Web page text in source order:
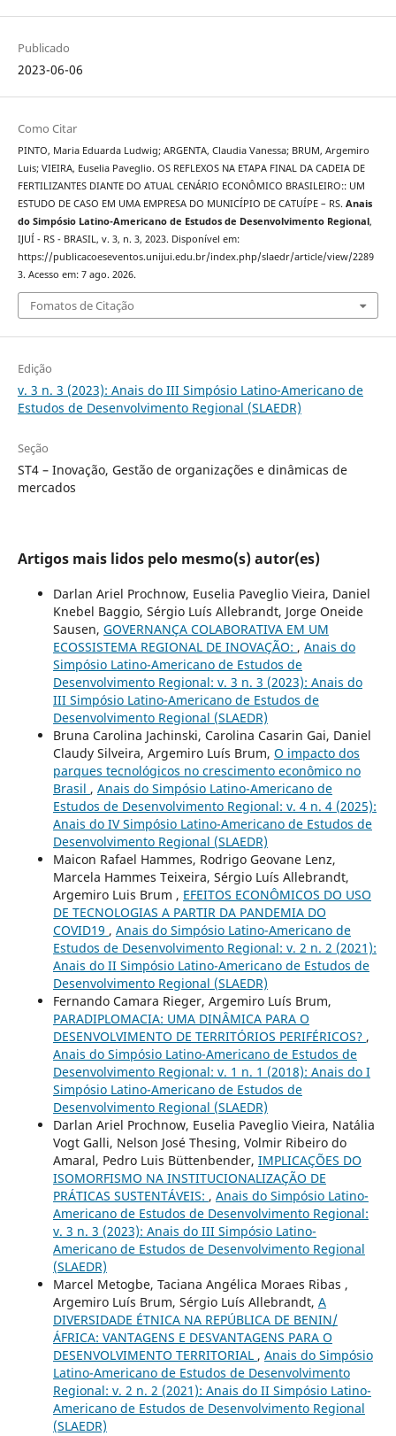
Publicado
2023-06-06
Como Citar
PINTO, Maria Eduarda Ludwig; ARGENTA, Claudia Vanessa; BRUM, Argemiro
Luis; VIEIRA, Euselia Paveglio. OS REFLEXOS NA ETAPA FINAL DA CADEIA DE
FERTILIZANTES DIANTE DO ATUAL CENÁRIO ECONÔMICO BRASILEIRO:: UM
ESTUDO DE CASO EM UMA EMPRESA DO MUNICÍPIO DE CATUÍPE – RS. Anais
do Simpósio Latino-Americano de Estudos de Desenvolvimento Regional,
IJUÍ - RS - BRASIL, v. 3, n. 3, 2023. Disponível em:
https://publicacoeseventos.unijui.edu.br/index.php/slaedr/article/view/2289
3. Acesso em: 7 ago. 2026.
Fomatos de Citação
Edição
v. 3 n. 3 (2023): Anais do III Simpósio Latino-Americano de
Estudos de Desenvolvimento Regional (SLAEDR)
Seção
ST4 – Inovação, Gestão de organizações e dinâmicas de
mercados
Artigos mais lidos pelo mesmo(s) autor(es)
Darlan Ariel Prochnow, Euselia Paveglio Vieira, Daniel
Knebel Baggio, Sérgio Luís Allebrandt, Jorge Oneide
Sausen, GOVERNANÇA COLABORATIVA EM UM
ECOSSISTEMA REGIONAL DE INOVAÇÃO: , Anais do
Simpósio Latino-Americano de Estudos de
Desenvolvimento Regional: v. 3 n. 3 (2023): Anais do
III Simpósio Latino-Americano de Estudos de
Desenvolvimento Regional (SLAEDR)
Bruna Carolina Jachinski, Carolina Casarin Gai, Daniel
Claudy Silveira, Argemiro Luís Brum, O impacto dos
parques tecnológicos no crescimento econômico no
Brasil , Anais do Simpósio Latino-Americano de
Estudos de Desenvolvimento Regional: v. 4 n. 4 (2025):
Anais do IV Simpósio Latino-Americano de Estudos de
Desenvolvimento Regional (SLAEDR)
Maicon Rafael Hammes, Rodrigo Geovane Lenz,
Marcela Hammes Teixeira, Sérgio Luís Allebrandt,
Argemiro Luis Brum , EFEITOS ECONÔMICOS DO USO
DE TECNOLOGIAS A PARTIR DA PANDEMIA DO
COVID19 , Anais do Simpósio Latino-Americano de
Estudos de Desenvolvimento Regional: v. 2 n. 2 (2021):
Anais do II Simpósio Latino-Americano de Estudos de
Desenvolvimento Regional (SLAEDR)
Fernando Camara Rieger, Argemiro Luís Brum,
PARADIPLOMACIA: UMA DINÂMICA PARA O
DESENVOLVIMENTO DE TERRITÓRIOS PERIFÉRICOS? ,
Anais do Simpósio Latino-Americano de Estudos de
Desenvolvimento Regional: v. 1 n. 1 (2018): Anais do I
Simpósio Latino-Americano de Estudos de
Desenvolvimento Regional (SLAEDR)
Darlan Ariel Prochnow, Euselia Paveglio Vieira, Natália
Vogt Galli, Nelson José Thesing, Volmir Ribeiro do
Amaral, Pedro Luis Büttenbender, IMPLICAÇÕES DO
ISOMORFISMO NA INSTITUCIONALIZAÇÃO DE
PRÁTICAS SUSTENTÁVEIS: , Anais do Simpósio Latino-
Americano de Estudos de Desenvolvimento Regional:
v. 3 n. 3 (2023): Anais do III Simpósio Latino-
Americano de Estudos de Desenvolvimento Regional
(SLAEDR)
Marcel Metogbe, Taciana Angélica Moraes Ribas ,
Argemiro Luís Brum, Sérgio Luís Allebrandt, A
DIVERSIDADE ÉTNICA NA REPÚBLICA DE BENIN/
ÁFRICA: VANTAGENS E DESVANTAGENS PARA O
DESENVOLVIMENTO TERRITORIAL , Anais do Simpósio
Latino-Americano de Estudos de Desenvolvimento
Regional: v. 2 n. 2 (2021): Anais do II Simpósio Latino-
Americano de Estudos de Desenvolvimento Regional
(SLAEDR)